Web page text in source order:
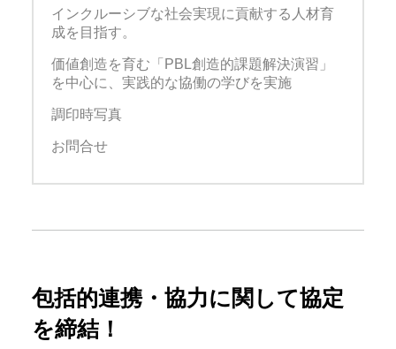
インクルーシブな社会実現に貢献する人材育
成を目指す。
価値創造を育む「PBL創造的課題解決演習」
を中心に、実践的な協働の学びを実施
調印時写真
お問合せ
包括的連携・協力に関して協定
を締結！